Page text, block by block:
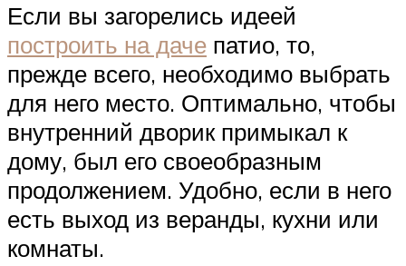
Если вы загорелись идеей
построить на даче патио, то,
прежде всего, необходимо выбрать
для него место. Оптимально, чтобы
внутренний дворик примыкал к
дому, был его своеобразным
продолжением. Удобно, если в него
есть выход из веранды, кухни или
комнаты.